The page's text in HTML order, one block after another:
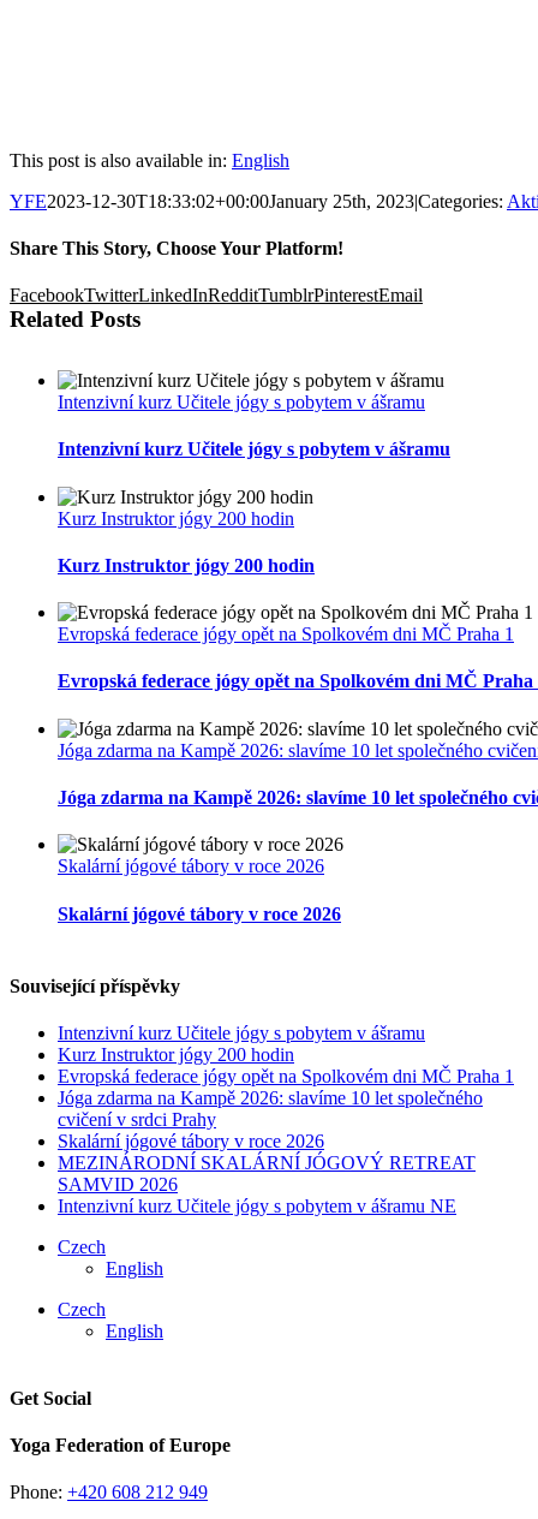
This post is also available in: English
YFE2023-12-30T18:33:02+00:00January 25th, 2023|Categories:
Share This Story, Choose Your Platform!
FacebookTwitterLinkedInRedditTumblrPinterestEmail
Related Posts
Intenzivní kurz Učitele jógy s pobytem v ášramu
Intenzivní kurz Učitele jógy s pobytem v ášramu
Kurz Instruktor jógy 200 hodin
Kurz Instruktor jógy 200 hodin
Evropská federace jógy opět na Spolkovém dni MČ Praha 1
Evropská federace jógy opět na Spolkovém dni MČ Praha
Jóga zdarma na Kampě 2026: slavíme 10 let společného
Jóga zdarma na Kampě 2026: slavíme 10 let společného
Skalární jógové tábory v roce 2026
Skalární jógové tábory v roce 2026
Související příspěvky
Intenzivní kurz Učitele jógy s pobytem v ášramu
Kurz Instruktor jógy 200 hodin
Evropská federace jógy opět na Spolkovém dni MČ Praha 1
Jóga zdarma na Kampě 2026: slavíme 10 let společného
cvičení v srdci Prahy
Skalární jógové tábory v roce 2026
MEZINÁRODNÍ ​SKALÁRNÍ JÓGOVÝ RETREAT
SAMVID 2026
Intenzivní kurz Učitele jógy s pobytem v ášramu NE
Czech
English
Czech
English
Get Social
Yoga Federation of Europe
Phone: +420 608 212 949